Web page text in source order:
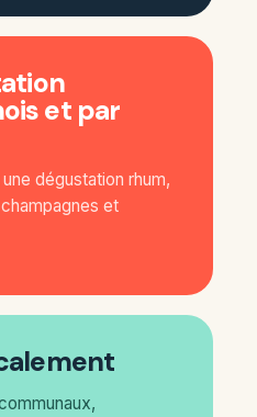
et par
dégustation rhum,
et